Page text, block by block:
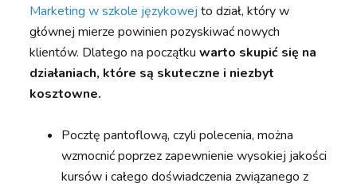
Marketing w szkole językowej to dział, który w
głównej mierze powinien pozyskiwać nowych
klientów. Dlatego na początkuwarto skupić się na
działaniach, które są skuteczne i niezbyt
kosztowne.
Pocztę pantoflową, czyli polecenia, można
wzmocnić poprzez zapewnienie wysokiej jakości
kursów i całego doświadczenia związanego z